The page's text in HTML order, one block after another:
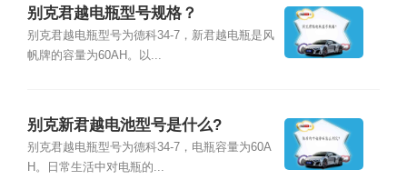
别克君越电瓶型号规格？
别克君越电瓶型号为德科34-7，新君越电瓶是风
帆牌的容量为60AH。以...
别克新君越电池型号是什么?
别克君越电瓶型号为德科34-7，电瓶容量为60A
H。日常生活中对电瓶的...